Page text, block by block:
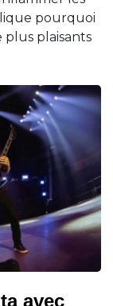
pourquoi
plus plaisants
avec